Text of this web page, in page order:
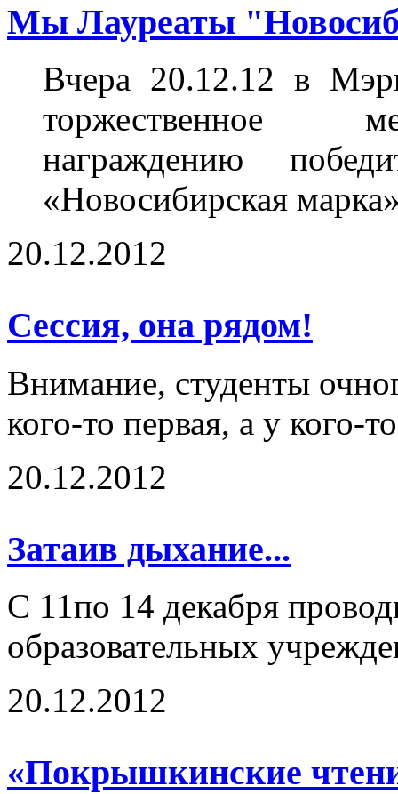
Мы Лауреаты
Вчера 20.12.12 в
торжественное
награждению
«Новосибирская
20.12.2012
Сессия, она рядом!
Внимание, студенты
кого-то первая, а у кого-
20.12.2012
Затаив дыхание...
С 11по 14 декабря
образовательных
20.12.2012
«Покрышкинские